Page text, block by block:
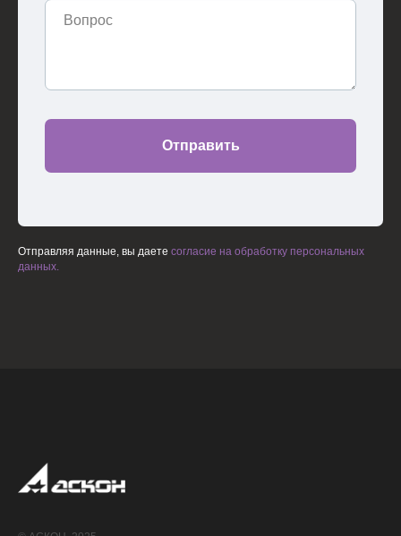
Отправить
Отправляя данные, вы даете согласие на обработку персональных
данных.